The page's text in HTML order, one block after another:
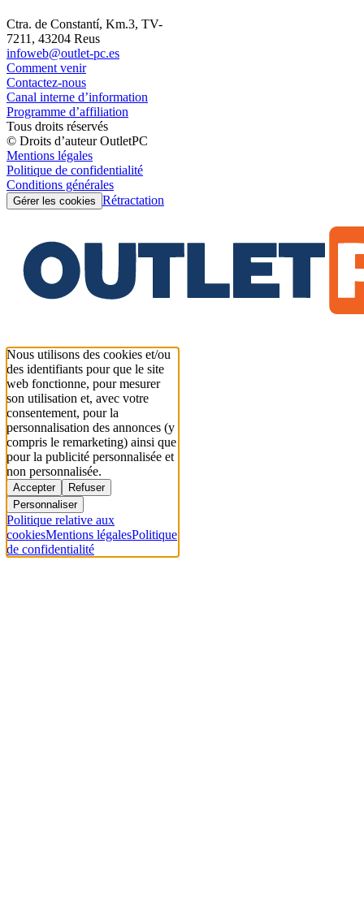
Ctra. de Constantí, Km.3, TV-
7211, 43204 Reus
infoweb@outlet-pc.es
Comment venir
Contactez-nous
Canal interne d’information
Programme d’affiliation
Tous droits réservés
© Droits d’auteur OutletPC
Mentions légales
Politique de confidentialité
Conditions générales
Gérer les cookies Rétractation
Nous utilisons des cookies et/ou
des identifiants pour que le site
web fonctionne, pour mesurer
son utilisation et, avec votre
consentement, pour la
personnalisation des annonces (y
compris le remarketing) ainsi que
pour la publicité personnalisée et
non personnalisée.
Accepter
Refuser
Personnaliser
Politique relative aux
cookiesMentions légalesPolitique
de confidentialité